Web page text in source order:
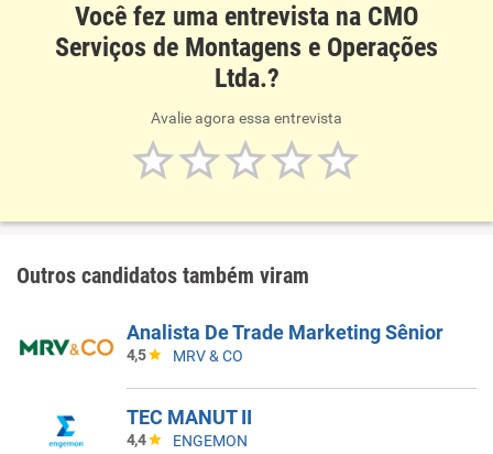
Você fez uma entrevista na CMO
Serviços de Montagens e Operações
Ltda.?
Avalie agora essa entrevista
Outros candidatos também viram
Analista De Trade Marketing Sênior
4,5 MRV & CO
TEC MANUT II
4,4 ENGEMON